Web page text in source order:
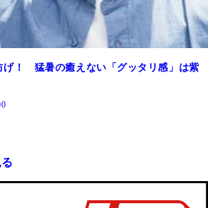
！ 猛暑の癒えない「グッタリ感」は紫